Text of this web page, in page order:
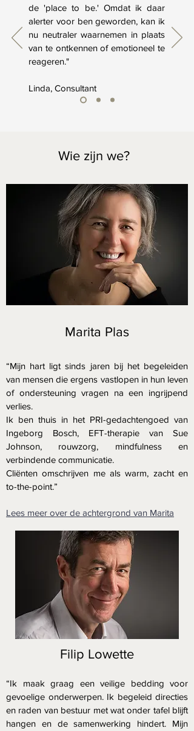
de 'place to be.' Omdat ik daar
alerter voor ben geworden, kan ik
nu neutraler waarnemen in plaats
van te ontkennen of emotioneel te
reageren."
Linda, Consultant
Wie zijn we?
Marita Plas
“Mijn hart ligt sinds jaren bij het begeleiden
van mensen die ergens vastlopen in hun leven
of ondersteuning vragen na een ingrijpend
verlies.
Ik ben thuis in het PRI-gedachtengoed van
Ingeborg Bosch, EFT-therapie van Sue
Johnson, rouwzorg, mindfulness en
verbindende communicatie.
Cliënten omschrijven me als warm, zacht en
to-the-point.”
Lees meer over de achtergrond van Marita
Filip Lowette
“Ik maak graag een veilige bedding voor
gevoelige onderwerpen. Ik begeleid directies
en raden van bestuur met wat onder tafel blijft
hangen en de samenwerking hindert. Mijn